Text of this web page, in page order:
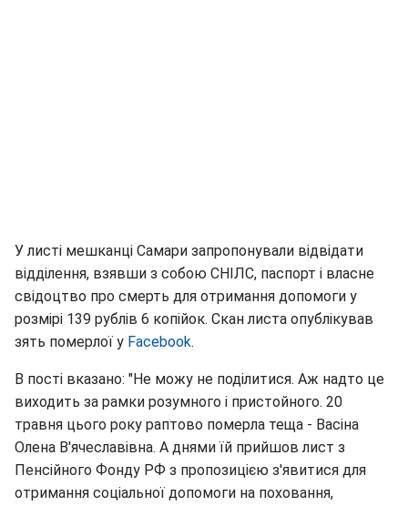
У листі мешканці Самари запропонували відвідати
відділення, взявши з собою СНІЛС, паспорт і власне
свідоцтво про смерть для отримання допомоги у
розмірі 139 рублів 6 копійок. Скан листа опублікував
зять померлої у Facebook.
В пості вказано: "Не можу не поділитися. Аж надто це
виходить за рамки розумного і пристойного. 20
травня цього року раптово померла теща - Васіна
Олена В'ячеславівна. А днями їй прийшов лист з
Пенсійного Фонду РФ з пропозицією з'явитися для
отримання соціальної допомоги на поховання,